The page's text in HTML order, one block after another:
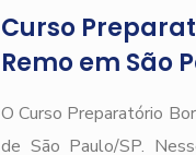
Curso
Remo em São
O Curso Preparatório
de São Paulo/SP.